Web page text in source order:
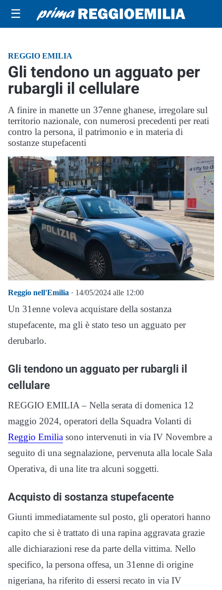
☰
REGGIO EMILIA
Gli tendono un agguato per
rubargli il cellulare
A finire in manette un 37enne ghanese, irregolare sul
territorio nazionale, con numerosi precedenti per reati
contro la persona, il patrimonio e in materia di
sostanze stupefacenti
Reggio nell'Emilia · 14/05/2024 alle 12:00
Un 31enne voleva acquistare della sostanza
stupefacente, ma gli è stato teso un agguato per
derubarlo.
Gli tendono un agguato per rubargli il
cellulare
REGGIO EMILIA – Nella serata di domenica 12
maggio 2024, operatori della Squadra Volanti di
Reggio Emilia sono intervenuti in via IV Novembre a
seguito di una segnalazione, pervenuta alla locale Sala
Operativa, di una lite tra alcuni soggetti.
Acquisto di sostanza stupefacente
Giunti immediatamente sul posto, gli operatori hanno
capito che si è trattato di una rapina aggravata grazie
alle dichiarazioni rese da parte della vittima. Nello
specifico, la persona offesa, un 31enne di origine
nigeriana, ha riferito di essersi recato in via IV